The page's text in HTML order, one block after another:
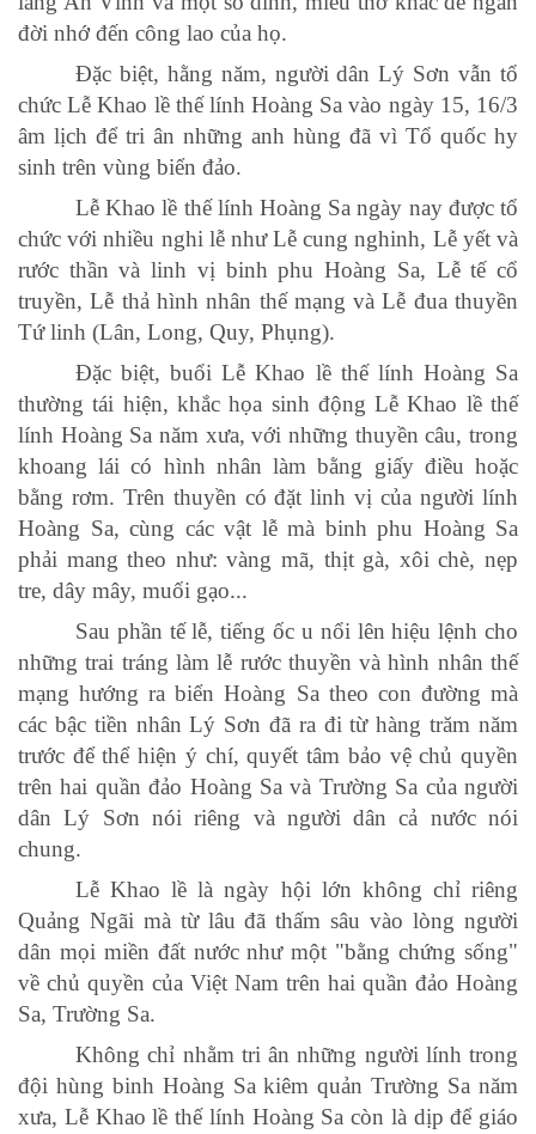
đời nhớ đến công lao của họ.
Đặc biệt, hằng năm, người dân Lý Sơn vẫn tổ
chức Lễ Khao lề thế lính Hoàng Sa vào ngày 15, 16/3
âm lịch để tri ân những anh hùng đã vì Tổ quốc hy
sinh trên vùng biển đảo.
Lễ Khao lề thế lính Hoàng Sa ngày nay được tổ
chức với nhiều nghi lễ như Lễ cung nghinh, Lễ yết và
rước thần và linh vị binh phu Hoàng Sa, Lễ tế cổ
truyền, Lễ thả hình nhân thế mạng và Lễ đua thuyền
Tứ linh (Lân, Long, Quy, Phụng).
Đặc biệt, buổi Lễ Khao lề thế lính Hoàng Sa
thường tái hiện, khắc họa sinh động Lễ Khao lề thế
lính Hoàng Sa năm xưa, với những thuyền câu, trong
khoang lái có hình nhân làm bằng giấy điều hoặc
bằng rơm. Trên thuyền có đặt linh vị của người lính
Hoàng Sa, cùng các vật lễ mà binh phu Hoàng Sa
phải mang theo như: vàng mã, thịt gà, xôi chè, nẹp
tre, dây mây, muối gạo...
Sau phần tế lễ, tiếng ốc u nổi lên hiệu lệnh cho
những trai tráng làm lễ rước thuyền và hình nhân thế
mạng hướng ra biển Hoàng Sa theo con đường mà
các bậc tiền nhân Lý Sơn đã ra đi từ hàng trăm năm
trước để thể hiện ý chí, quyết tâm bảo vệ chủ quyền
trên hai quần đảo Hoàng Sa và Trường Sa của người
dân Lý Sơn nói riêng và người dân cả nước nói
chung.
Lễ Khao lề là ngày hội lớn không chỉ riêng
Quảng Ngãi mà từ lâu đã thấm sâu vào lòng người
dân mọi miền đất nước như một "bằng chứng sống"
về chủ quyền của Việt Nam trên hai quần đảo Hoàng
Sa, Trường Sa.
Không chỉ nhằm tri ân những người lính trong
đội hùng binh Hoàng Sa kiêm quản Trường Sa năm
xưa, Lễ Khao lề thế lính Hoàng Sa còn là dịp để giáo